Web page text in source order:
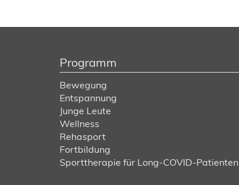
Programm
Bewegung
Entspannung
Junge Leute
Wellness
Rehasport
Fortbildung
Sporttherapie für Long-COVID-Patienten